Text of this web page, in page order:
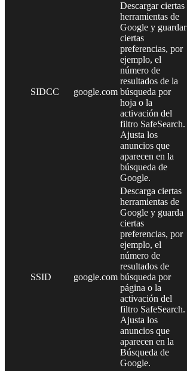
SIDCC google.com
Descargar ciertas
herramientas de
Google y guardar
ciertas
preferencias, por
ejemplo, el
número de
resultados de la
búsqueda por
hoja o la
activación del
filtro SafeSearch.
Ajusta los
anuncios que
aparecen en la
búsqueda de
Google.
SSID google.com
Descarga ciertas
herramientas de
Google y guarda
ciertas
preferencias, por
ejemplo, el
número de
resultados de
búsqueda por
página o la
activación del
filtro SafeSearch.
Ajusta los
anuncios que
aparecen en la
Búsqueda de
Google.